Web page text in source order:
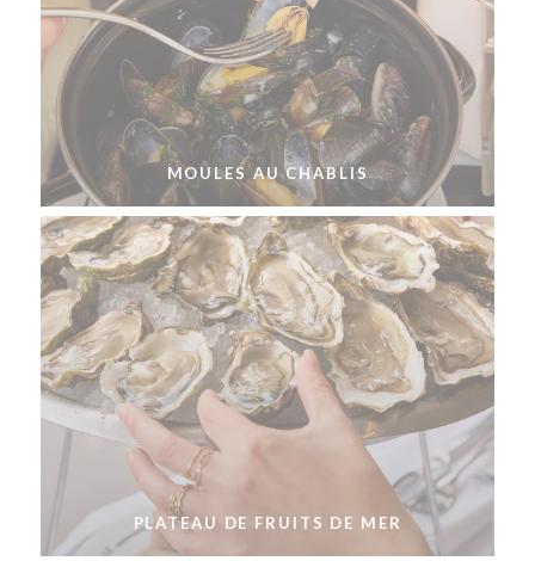
MOULES AU CHABLIS
PLATEAU DE FRUITS DE MER